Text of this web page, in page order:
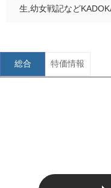
生,幼女戦記など
総合 特価情報